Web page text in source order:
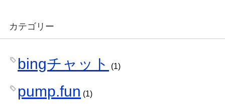
カテゴリー
bingチャット (1)
pump.fun (1)